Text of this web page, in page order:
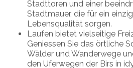
Stadttoren und einer
Stadtmauer, die für ein
Lebensqualität sorgen.
Laufen bietet vielseitige
Geniessen Sie das örtliche
Wälder und Wanderwege
den Uferwegen der Birs in